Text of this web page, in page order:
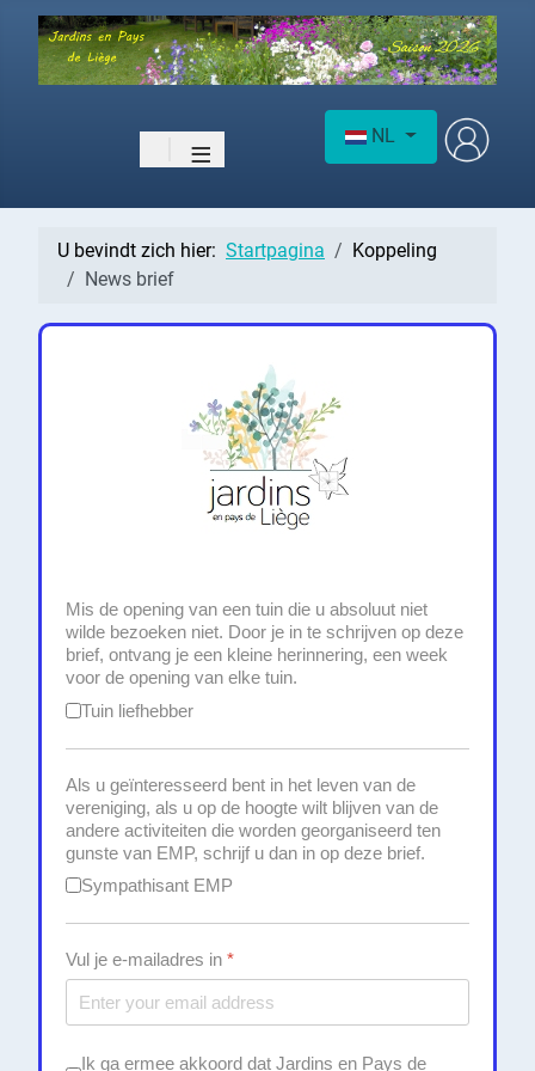
≡
Selecteer de taal
NL
U bevindt zich hier: Startpagina
Koppeling
News brief
Mis de opening van een tuin die u absoluut niet
wilde bezoeken niet. Door je in te schrijven op deze
brief, ontvang je een kleine herinnering, een week
voor de opening van elke tuin.
Tuin liefhebber
Als u geïnteresseerd bent in het leven van de
vereniging, als u op de hoogte wilt blijven van de
andere activiteiten die worden georganiseerd ten
gunste van EMP, schrijf u dan in op deze brief.
Sympathisant EMP
Vul je e-mailadres in *
Checkboxes*
Ik ga ermee akkoord dat Jardins en Pays de